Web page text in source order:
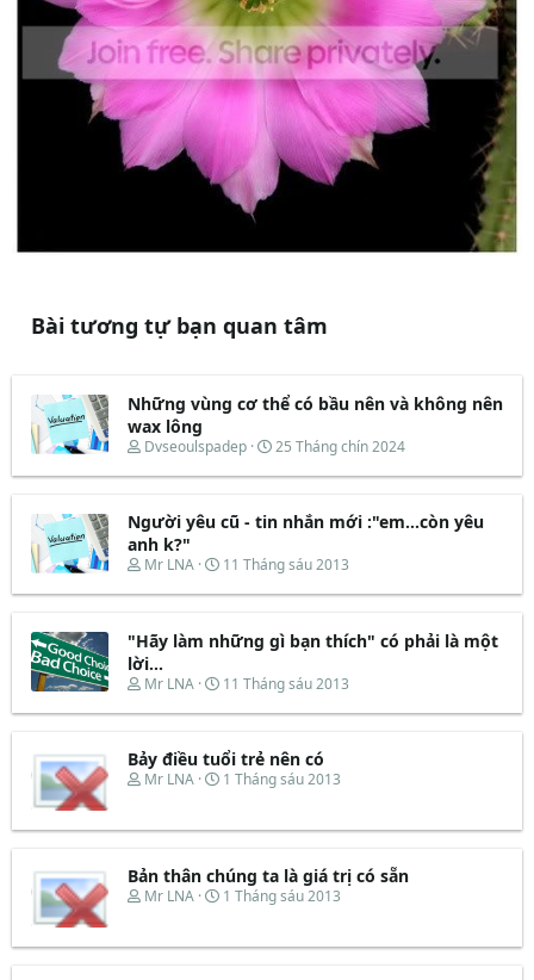
Bài tương tự bạn quan tâm
Những vùng cơ thể có bầu nên và không nên
wax lông
T
r
a
d
s
a
t
e
r
Dvseoulspadep
N
à
b
t
đ
ầ
25 Tháng chín 2024
Người yêu cũ - tin nhắn mới :"em...còn yêu
anh k?"
T
r
a
d
s
a
t
e
Mr LNA
N
à
b
t
ầ
11 Tháng sáu 2013
"Hãy làm những gì bạn thích" có phải là một
lời...
T
r
a
d
a
t
e
Mr LNA
N
à
b
ắ
ầ
11 Tháng sáu 2013
Bảy điều tuổi trẻ nên có
T
e
d
s
r
Mr LNA
N
y
ắ
t
u
1 Tháng sáu 2013
Bản thân chúng ta là giá trị có sẵn
T
e
Mr LNA
N
y
1 Tháng sáu 2013